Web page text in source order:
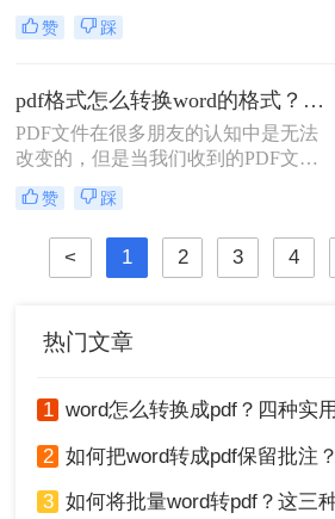
划和项目总结报告通常以PPT的形式
编写，但许多模板以PDF格式下载，
只要把pdf转为ppt！以下是一个在线
直接将pdf转ppt的好方法，让我们来
看看下面视频图文教程。
赞 踩
pdf格式怎么转换word的格式？教你五种好用的方法！
PDF文件在很多朋友的认知中是无法
改变的，但是当我们收到的PDF文件
出现问题时，如何编辑和改变文件中
的内容呢？事实上，只要你掌握了一
些文件格式转换技巧，你就可以很容
易地解决PDF难以编辑的问题。例
如，将pdf格式转换word的格式，以便
格式怎么转换word的格式吗？不清楚
的合作伙伴可以尝试遵循以下内容。
法。
赞 踩
< 1 2 3 4
热门文章
1 word怎么转换成pdf？四种实用方法对比与实
2 如何把word转成pdf保留批注？这三
3 如何将批量word转pdf？这三种方法